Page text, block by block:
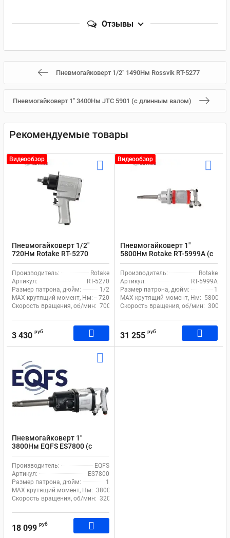
Отзывы
Пневмогайковерт 1/2" 1490Нм Rossvik RT-5277
Пневмогайковерт 1" 3400Нм JTC 5901 (с длинным валом)
Рекомендуемые товары
Видеообзор
Пневмогайковерт 1/2"
720Нм Rotake RT-5270
Производитель:
Rotake
Артикул:
RT-5270
Размер патрона, дюйм:
1/2
MAX крутящий момент, Нм:
720
Скорость вращения, об/мин: 7000
3 430 руб
Видеообзор
Пневмогайковерт 1"
5800Нм Rotake RT-5999A (с
длинным валом)
Производитель:
Rotake
Артикул:
RT-5999A
Размер патрона, дюйм:
1
MAX крутящий момент, Нм: 5800
Скорость вращения, об/мин: 3000
31 255 руб
Пневмогайковерт 1"
3800Нм EQFS ES7800 (с
длинным валом)
Производитель:
EQFS
Артикул:
ES7800
Размер патрона, дюйм:
1
MAX крутящий момент, Нм: 3800
Скорость вращения, об/мин: 3200
18 099 руб